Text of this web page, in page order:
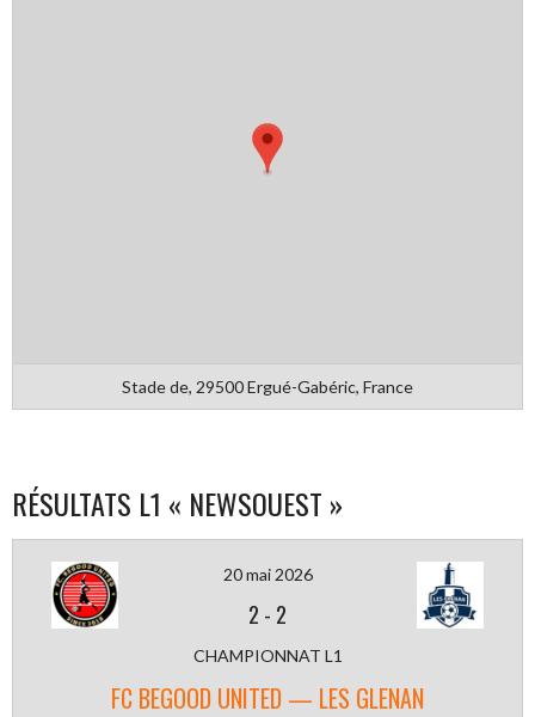
Stade de, 29500 Ergué-Gabéric, France
RÉSULTATS L1 « NEWSOUEST »
20 mai 2026
2 - 2
CHAMPIONNAT L1
FC BEGOOD UNITED — LES GLENAN